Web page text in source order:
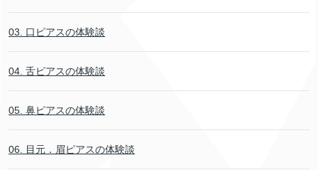
03. 口ピアスの体験談
04. 舌ピアスの体験談
05. 鼻ピアスの体験談
06. 目元．眉ピアスの体験談